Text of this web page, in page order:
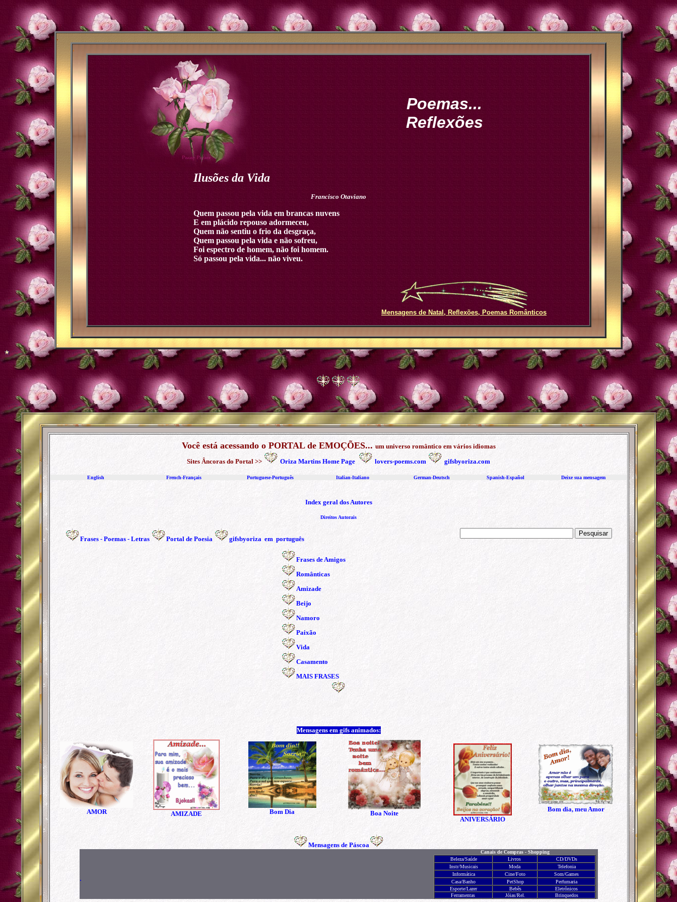
.
.
Poemas...
Reflexões
Ilusões da Vida
Francisco Otaviano
Quem passou pela vida em brancas nuvens
E em plácido repouso adormeceu,
Quem não sentiu o frio da desgraça,
Quem passou pela vida e não sofreu,
Foi espectro de homem, não foi homem.
Só passou pela vida... não viveu.
Mensagens de Natal, Reflexões, Poemas Românticos
.
.
Você está acessando o PORTAL de EMOÇÕES... um universo romântico em vários idiomas
Sites Âncoras do Portal >>
Oriza Martins Home Page lovers-poems.com gifsbyoriza.com
English French-Français Portuguese-Português Italian-Italiano German-Deutsch Spanish-Español Deixe sua mensagem
Index geral dos Autores
Direitos Autorais
Frases - Poemas- Letras Portal de Poesia gifsbyoriza em português
Frases de Amigos
Românticas
Amizade
Beijo
Namoro
Paixão
Vida
Casamento
MAIS FRASES
Mensagens em gifs animados:
AMOR AMIZADE Bom Dia
Boa Noite
ANIVERSÁRIO
Bom dia, meu Amor
Mensagens de Páscoa
.
Canais de Compras - Shopping
Beleza/Saúde
Livros
CD/DVDs
Instr/Musicais
Moda
Telefonia
Informática
Cine/Foto Som/Games
Casa/Banho
PetShop
Perfumaria
Esporte/Lazer
Bebês
Eletrônicos
Ferramentas
Jóias/Rel. Brinquedos